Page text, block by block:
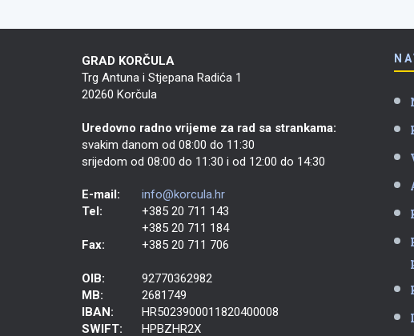
GRAD KORČULA
Trg Antuna i Stjepana Radića 1
20260 Korčula
Uredovno radno vrijeme za rad sa strankama:
svakim danom od 08:00 do 11:30
srijedom od 08:00 do 11:30 i od 12:00 do 14:30
E-mail:
info@korcula.hr
Tel:
+385 20 711 143
+385 20 711 184
Fax:
+385 20 711 706
OIB:
92770362982
MB:
2681749
IBAN:
HR5023900011820400008
SWIFT:
HPBZHR2X